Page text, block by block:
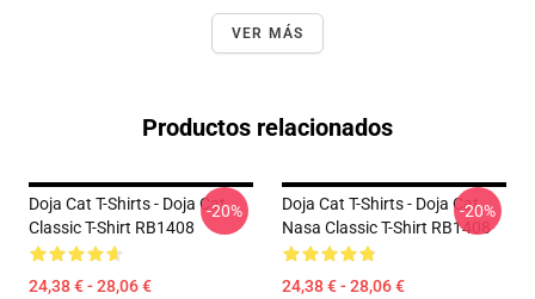
VER MÁS
Productos relacionados
Doja Cat T-Shirts - Doja Cat
Classic T-Shirt RB1408
24,38 € - 28,06 €
-20%
Doja Cat T-Shirts - Doja Cat
Nasa Classic T-Shirt RB1408
24,38 € - 28,06 €
-20%